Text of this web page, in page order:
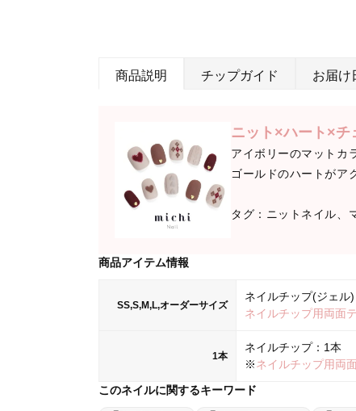
商品説明 チップガイド お届け
ニット×ハート×チ
アイボリーのマットカ
ゴールドのハートがア
タグ：ニットネイル、
商品アイテム情報
SS,S,M,L,オーダーサイズ
ネイルチップ(ジェル
ネイルチップ用両面
1本
ネイルチップ：1本
※ネイルチップ用両
このネイルに関するキーワード